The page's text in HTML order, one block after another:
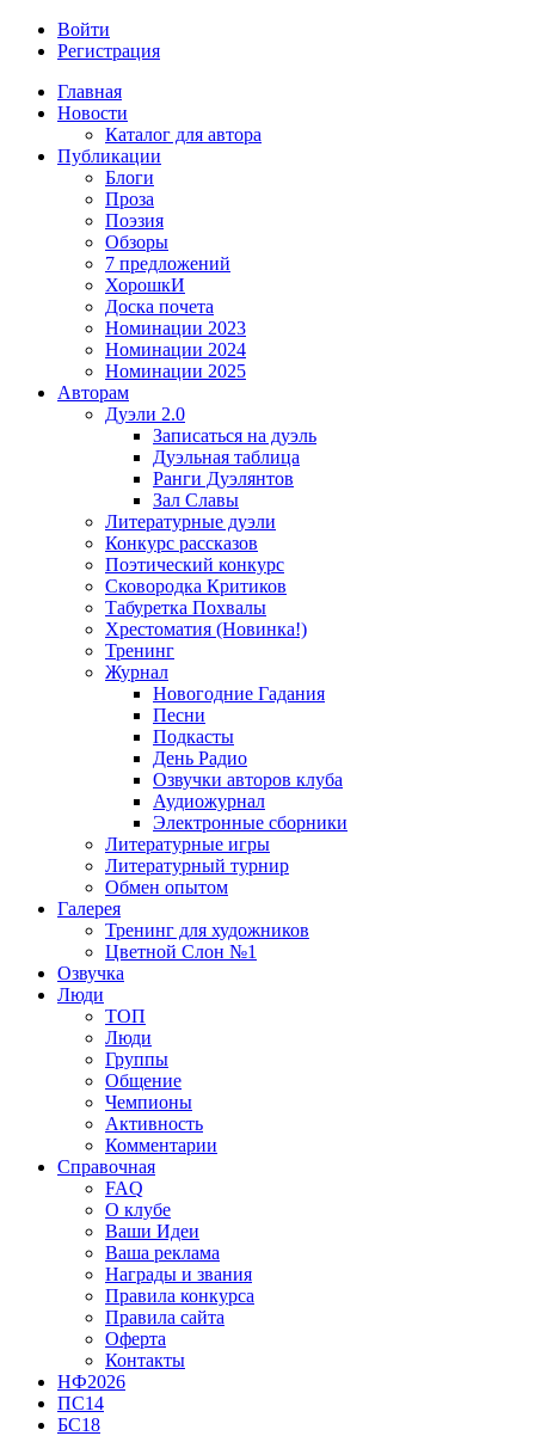
Войти
Регистрация
Главная
Новости
Каталог для автора
Публикации
Блоги
Проза
Поэзия
Обзоры
7 предложений
ХорошкИ
Доска почета
Номинации 2023
Номинации 2024
Номинации 2025
Авторам
Дуэли 2.0
Записаться на дуэль
Дуэльная таблица
Ранги Дуэлянтов
Зал Славы
Литературные дуэли
Конкурс рассказов
Поэтический конкурс
Сковородка Критиков
Табуретка Похвалы
Хрестоматия (Новинка!)
Тренинг
Журнал
Новогодние Гадания
Песни
Подкасты
День Радио
Озвучки авторов клуба
Аудиожурнал
Электронные сборники
Литературные игры
Литературный турнир
Обмен опытом
Галерея
Тренинг для художников
Цветной Слон №1
Озвучка
Люди
ТОП
Люди
Группы
Общение
Чемпионы
Активность
Комментарии
Справочная
FAQ
О клубе
Ваши Идеи
Ваша реклама
Награды и звания
Правила конкурса
Правила сайта
Оферта
Контакты
НФ2026
ПС14
БС18